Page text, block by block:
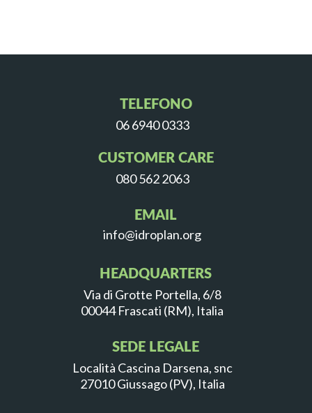
TELEFONO
06 6940 0333
CUSTOMER CARE
080 562 2063
EMAIL
info@idroplan.org
HEADQUARTERS
Via di Grotte Portella, 6/8
00044 Frascati (RM), Italia
SEDE LEGALE
Località Cascina Darsena, snc
27010 Giussago (PV), Italia